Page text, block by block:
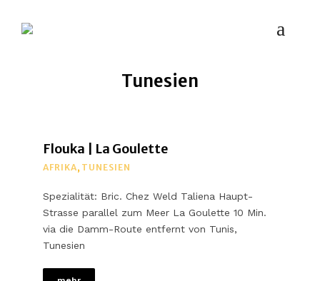
Tunesien
Flouka | La Goulette
AFRIKA, TUNESIEN
Spezialität: Bric. Chez Weld Taliena Haupt-
Strasse parallel zum Meer La Goulette 10 Min.
via die Damm-Route entfernt von Tunis,
Tunesien